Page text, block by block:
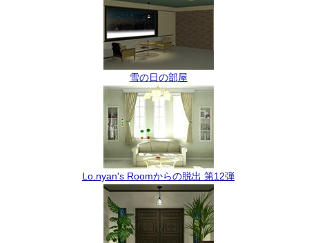
雪の日の部屋
Lo.nyan's Roomからの脱出 第12弾